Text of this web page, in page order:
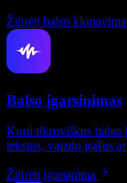
Žiūrėti balso klonavimą
Balso įgarsinimas
Kurti tikroviškus balso
tekstus, vaizdo įrašus
Žiūrėti įgarsinimą